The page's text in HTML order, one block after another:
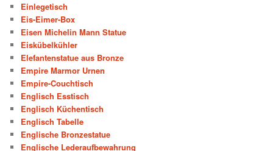
Einlegetisch
Eis-Eimer-Box
Eisen Michelin Mann Statue
Eiskübelkühler
Elefantenstatue aus Bronze
Empire Marmor Urnen
Empire-Couchtisch
Englisch Esstisch
Englisch Küchentisch
Englisch Tabelle
Englische Bronzestatue
Englische Lederaufbewahrung